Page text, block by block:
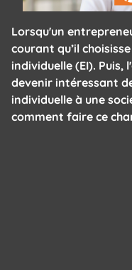
Lorsqu'un
courant qu’il
individuelle (EI).
devenir intéressant
individuelle à une
comment faire ce